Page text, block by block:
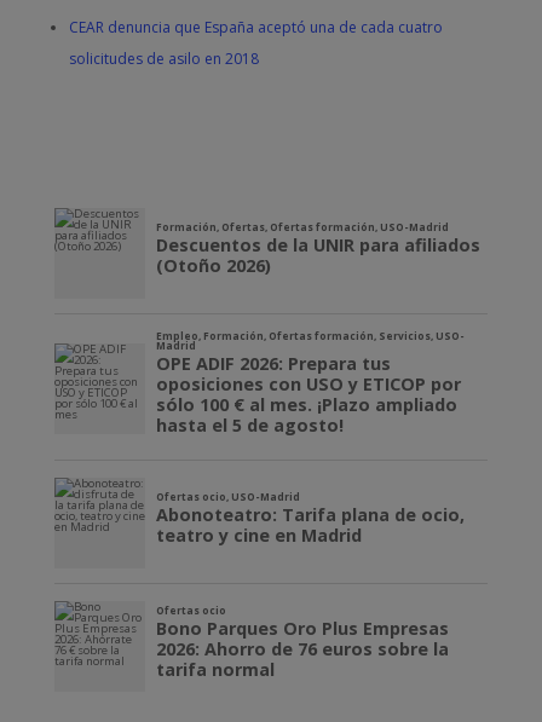
CEAR denuncia que España aceptó una de cada cuatro
solicitudes de asilo en 2018